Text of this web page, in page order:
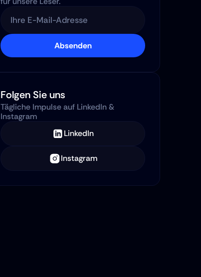
Absenden
Folgen Sie uns
Tägliche Impulse auf LinkedIn &
Instagram
LinkedIn
Instagram